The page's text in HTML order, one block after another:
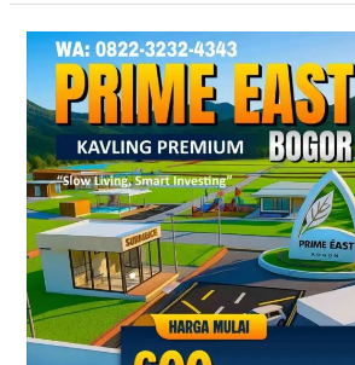
Kavling
SHM
Dekat
Exit
Tol
Citeureup
Bogor
Timur